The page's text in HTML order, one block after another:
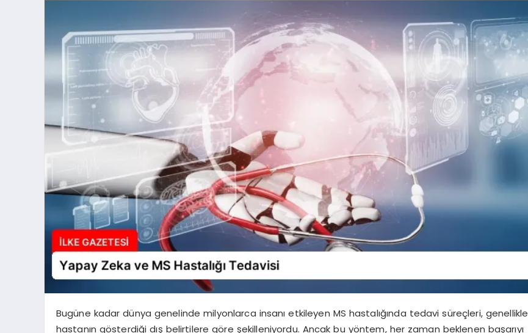
Bugüne kadar dünya genelinde milyonlarca insanı etkileyen MS hastalığında tedavi süreçleri, genellikle
hastanın gösterdiği dış belirtilere göre şekilleniyordu. Ancak bu yöntem, her zaman beklenen başarıyı